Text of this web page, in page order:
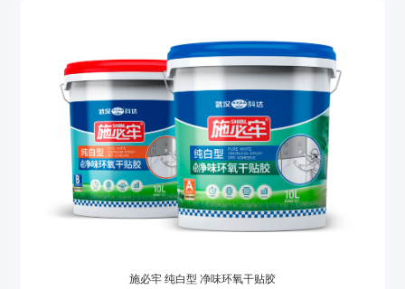
施必牢 纯白型 净味环氧干贴胶